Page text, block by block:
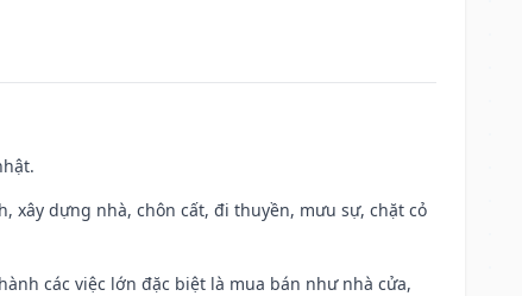
xây dựng nhà, chôn cất, đi thuyền, mưu sự, chặt cỏ
các việc lớn đặc biệt là mua bán như nhà cửa,